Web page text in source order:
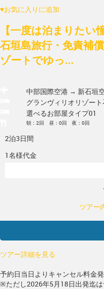
♥お気に入りに追加
【一度は泊まりた
石垣島旅行・免責補
ゾートでゆっ...
中部国際空港 → 新石垣
グランヴィリオリゾー
選べるお部屋タイプ01
朝：2回 昼：0回 夜：0回
2泊3日間
1名様代金
ツアー
ツアー詳細を見る
予約日当日よりキャンセル料金
※ただし2026年5月18日出発迄